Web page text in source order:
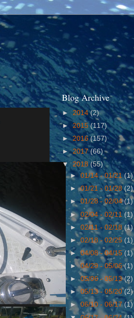
Blog Archive
► 2014(2)
►2015(117)
►2016(157)
►2017(66)
▼2018(55)
►01/14 - 01/21(1)
►01/21 - 01/28(2)
►01/28 - 02/04(1)
►02/04 - 02/11(1)
►02/11 - 02/18(1)
►02/18 - 02/25 (1)
►04/08 - 04/15 (1)
►04/29 - 05/06(1)
►05/06 - 05/13(2)
►05/13 - 05/20(2)
►06/10 - 06/17(1)